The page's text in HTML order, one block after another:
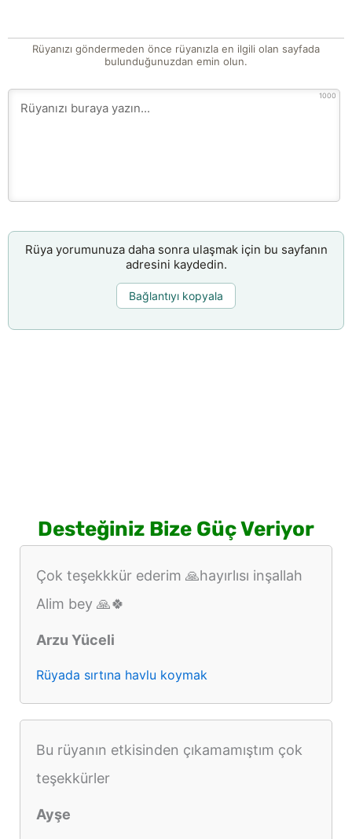
Rüyanızı göndermeden önce rüyanızla en ilgili olan sayfada
bulunduğunuzdan emin olun.
1000
Rüya yorumunuza daha sonra ulaşmak için bu sayfanın
adresini kaydedin.
Bağlantıyı kopyala
Desteğiniz Bize Güç Veriyor
Çok teşekkkür ederim 🙏hayırlısı inşallah
Alim bey 🙏🍀
Arzu Yüceli
Rüyada sırtına havlu koymak
Bu rüyanın etkisinden çıkamamıştım çok
teşekkürler
Ayşe